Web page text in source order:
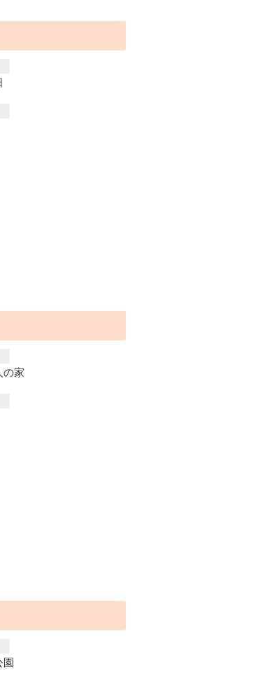
の家
園